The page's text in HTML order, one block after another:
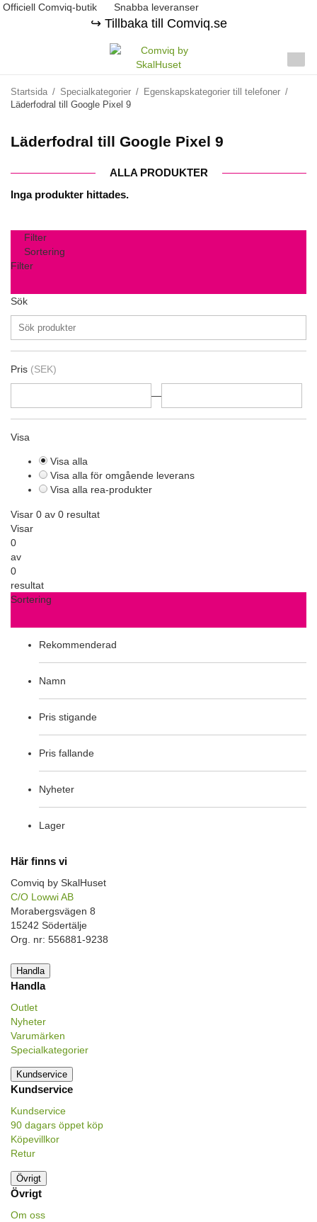
Officiell Comviq-butik Snabba leveranser
↪️ Tillbaka till Comviq.se
Startsida / Specialkategorier / Egenskapskategorier till telefoner /
Läderfodral till Google Pixel 9
Läderfodral till Google Pixel 9
ALLA PRODUKTER
Inga produkter hittades.
Filter
Sortering
Filter
Sök
Pris (SEK)
—
Visa
Visa alla
Visa alla för omgående leverans
Visa alla rea-produkter
Visar 0 av 0 resultat
Visar
0
av
0
resultat
Sortering
Rekommenderad
Namn
Pris stigande
Pris fallande
Nyheter
Lager
Här finns vi
Comviq by SkalHuset
C/O Lowwi AB
Morabergsvägen 8
15242 Södertälje
Org. nr: 556881-9238
Handla
Handla
Outlet
Nyheter
Varumärken
Specialkategorier
Kundservice
Kundservice
Kundservice
90 dagars öppet köp
Köpevillkor
Retur
Övrigt
Övrigt
Om oss